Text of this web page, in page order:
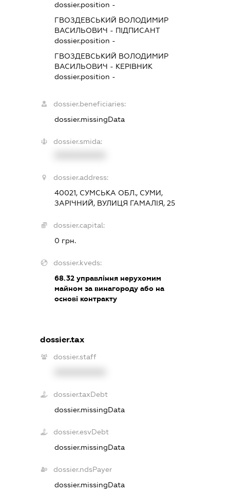
dossier.position -
ГВОЗДЕВСЬКИЙ ВОЛОДИМИР
ВАСИЛЬОВИЧ - ПІДПИСАНТ
dossier.position -
ГВОЗДЕВСЬКИЙ ВОЛОДИМИР
ВАСИЛЬОВИЧ - КЕРІВНИК
dossier.position -
dossier.beneficiaries:
dossier.missingData
dossier.smida:
dossier.address:
40021, СУМСЬКА ОБЛ., СУМИ,
ЗАРІЧНИЙ, ВУЛИЦЯ ГАМАЛІЯ, 25
dossier.capital:
0 грн.
dossier.kveds:
68.32 управління нерухомим
майном за винагороду або на
основі контракту
dossier.tax
dossier.staff
dossier.taxDebt
dossier.missingData
dossier.esvDebt
dossier.missingData
dossier.ndsPayer
dossier.missingData